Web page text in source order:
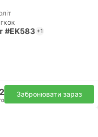
#EK583 +1
Забронювати зараз